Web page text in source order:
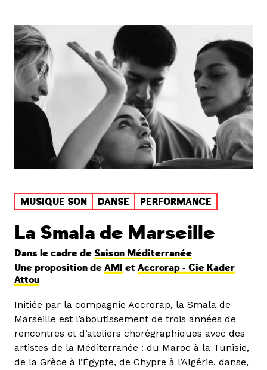
MUSIQUE SON DANSE PERFORMANCE
La Smala de Marseille
Dans le cadre de Saison Méditerranée
Une proposition de AMI et Accrorap - Cie Kader
Attou
Initiée par la compagnie Accrorap, la Smala de
Marseille est l’aboutissement de trois années de
rencontres et d’ateliers chorégraphiques avec des
artistes de la Méditerranée : du Maroc à la Tunisie,
de la Grèce à l’Égypte, de Chypre à l’Algérie, danse,